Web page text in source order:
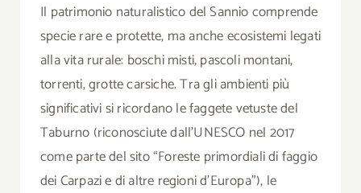
Il patrimonio naturalistico del Sannio comprende
specie rare e protette, ma anche ecosistemi legati
alla vita rurale: boschi misti, pascoli montani,
torrenti, grotte carsiche. Tra gli ambienti più
significativi si ricordano le faggete vetuste del
Taburno (riconosciute dall’UNESCO nel 2017
come parte del sito “Foreste primordiali di faggio
dei Carpazi e di altre regioni d’Europa”), le